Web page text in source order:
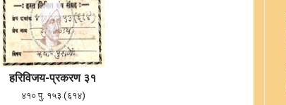
हरिविजय-प्रकरण ३१
४१० पु. १५३ (६१४)